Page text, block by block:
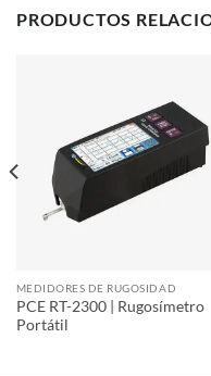
PRODUCTOS
MEDIDORES DE RUGOSIDAD
PCE RT-2300 | Rugosímetro
Portátil